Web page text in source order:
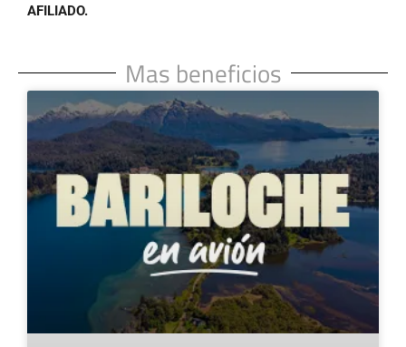
AFILIADO.
Mas beneficios